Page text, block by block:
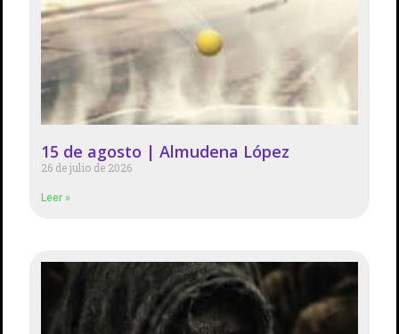
15 de agosto | Almudena López
26 de julio de 2026
Leer »